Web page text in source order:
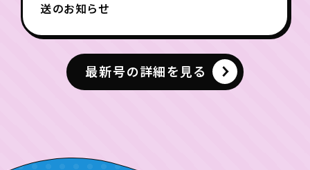
送のお知らせ
最新号の詳細を見る